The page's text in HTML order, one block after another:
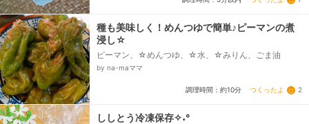
種も美味しく！めんつゆで簡単♪ピーマンの煮
浸し☆
ピーマン、☆めんつゆ、☆水、☆みりん、ごま油
by na-maママ
調理時間：約10分 つくったよ 2
ししとう冷凍保存✧˖°